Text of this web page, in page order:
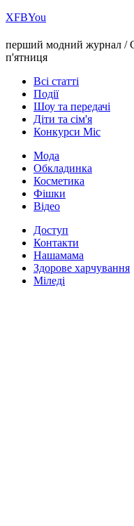
ХFBYou
перший модний журнал /
п'ятниця
Всі статті
Події
Шоу та передачі
Діти та сім'я
Конкурси Міс
Мода
Обкладинка
Косметика
Фішки
Відео
Доступ
Контакти
Нашамама
Здорове харчування
Міледі